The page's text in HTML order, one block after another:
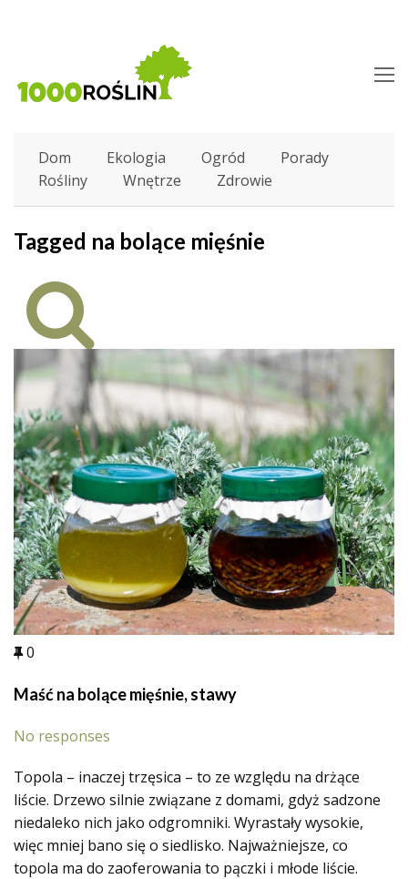
Dom Ekologia Ogród
Porady
Rośliny
Wnętrze Zdrowie
Tagged na bolące mięśnie
0
Maść na bolące mięśnie, stawy
No responses
Topola – inaczej trzęsica – to ze względu na drżące
liście. Drzewo silnie związane z domami, gdyż sadzone
niedaleko nich jako odgromniki. Wyrastały wysokie,
więc mniej bano się o siedlisko. Najważniejsze, co
topola ma do zaoferowania to pączki i młode liście.